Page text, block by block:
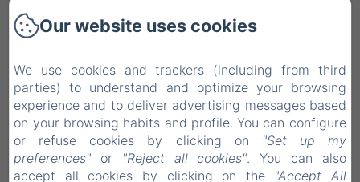
Contact
brunchs
location de vélos
EN
FR DE NL
Our website uses cookies
We use cookies and trackers (including from third
parties) to understand and optimize your browsing
experience and to deliver advertising messages based
on your browsing habits and profile. You can configure
or refuse cookies by clicking on
"Set up my
preferences" or "Reject all cookies". You can also
accept all cookies by clicking on the "Accept All